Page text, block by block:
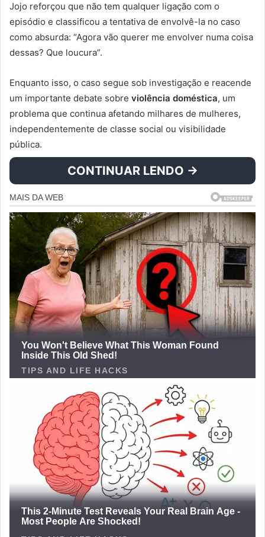
Jojo reforçou que não tem qualquer ligação com o
episódio e classificou a tentativa de envolvê-la no caso
como absurda: “Agora vão querer me envolver numa coisa
dessas? Que loucura”.
Enquanto isso, o caso segue sob investigação e reacende
um importante debate sobre violência doméstica, um
problema que continua afetando milhares de mulheres,
independentemente de classe social ou visibilidade
pública.
CONTINUAR LENDO →